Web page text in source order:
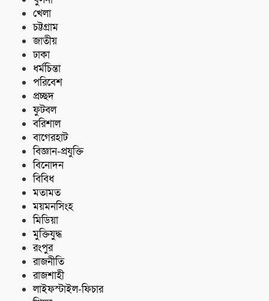
খেলা
চট্টগ্রাম
জাতীয়
ঢাকা
ধর্মচিন্তা
পরিবেশ
প্রচ্ছদ
ফুটবল
বরিশাল
বাগেরহাট
বিজ্ঞান-প্রযুক্তি
বিনোদন
বিবিধ
মতামত
ময়মনসিংহ
মিডিয়া
মুক্তিযুদ্ধ
রংপুর
রাজনীতি
রাজশাহী
লাইফস্টাইল-ফিচার